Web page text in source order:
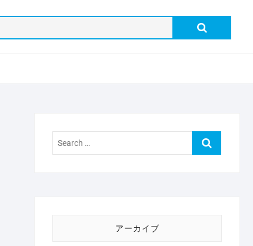
Search
Search
アーカイブ